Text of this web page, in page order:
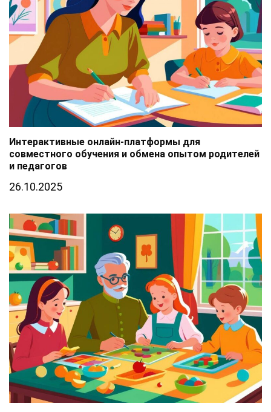
Интерактивные онлайн-платформы для
совместного обучения и обмена опытом родителей
и педагогов
26.10.2025